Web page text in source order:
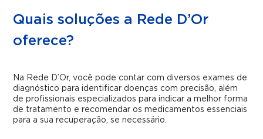
Quais soluções a Rede D’Or
oferece?
Na Rede D’Or, você pode contar com diversos exames de
diagnóstico para identificar doenças com precisão, além
de profissionais especializados para indicar a melhor forma
de tratamento e recomendar os medicamentos essenciais
para a sua recuperação, se necessário.